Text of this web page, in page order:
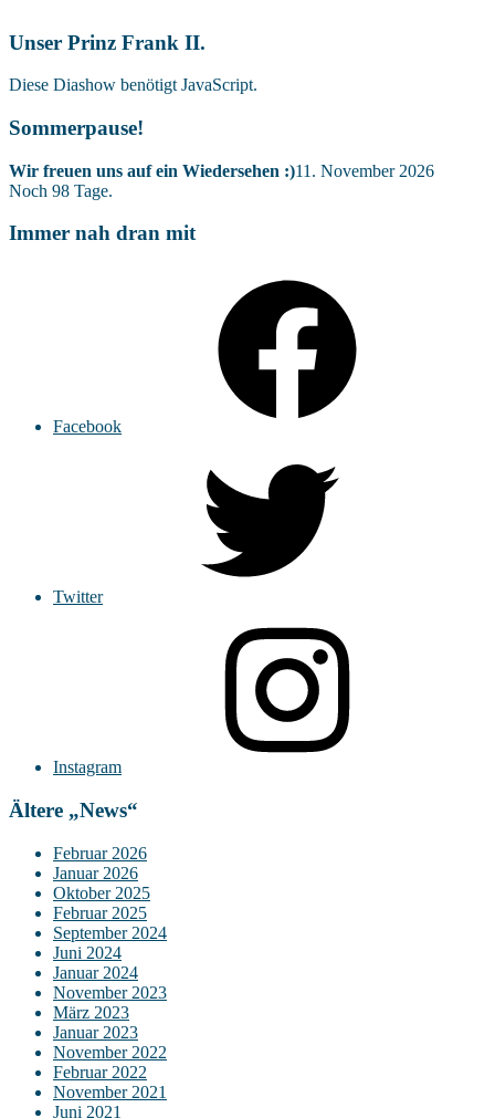
Unser Prinz Frank II.
Diese Diashow benötigt JavaScript.
Sommerpause!
Wir freuen uns auf ein Wiedersehen :)11. November 2026
Noch 98 Tage.
Immer nah dran mit
Facebook
Twitter
Instagram
Ältere „News“
Februar 2026
Januar 2026
Oktober 2025
Februar 2025
September 2024
Juni 2024
Januar 2024
November 2023
März 2023
Januar 2023
November 2022
Februar 2022
November 2021
Juni 2021